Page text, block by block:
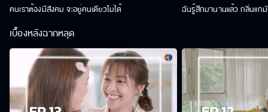
คนเราต้องมีสังคม จะอยู่คนเดียวไม่ได้ ฉันรู้สึกมานานแล้ว กลิ่นแก
เบื้องหลังฉากหลุด